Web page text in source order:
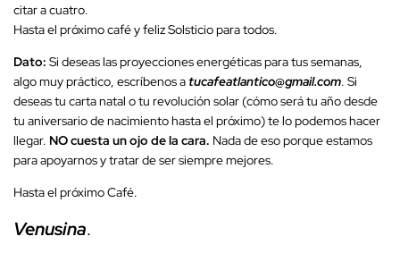
citar a cuatro.
Hasta el próximo café y feliz Solsticio para todos.
Dato: Si deseas las proyecciones energéticas para tus semanas,
algo muy práctico, escríbenos atucafeatlantico@gmail.com. Si
deseas tu carta natal o tu revolución solar (cómo será tu año desde
tu aniversario de nacimiento hasta el próximo) te lo podemos hacer
llegar. NO cuesta un ojo de la cara. Nada de eso porque estamos
para apoyarnos y tratar de ser siempre mejores.
Hasta el próximo Café.
Venusina.